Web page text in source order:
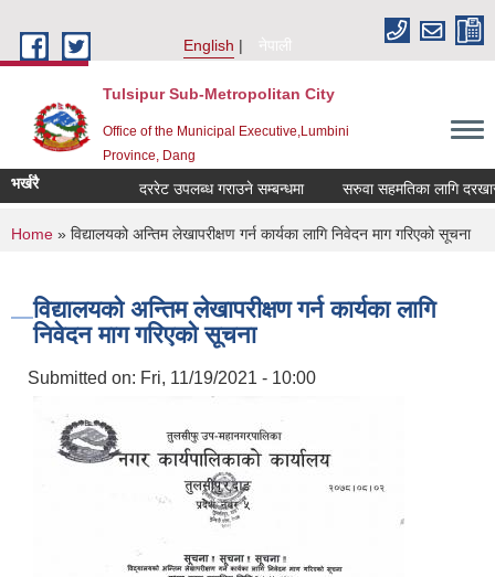
English
नेपाली
Tulsipur Sub-Metropolitan City
Office of the Municipal Executive,Lumbini
Province, Dang
भर्खरै दररेट उपलब्ध गराउने सम्बन्धमा सरुवा सहमतिका लागि
You are here
Home » विद्यालयको अन्तिम लेखापरीक्षण गर्न कार्यका लागि निवेदन माग गरिएको सूचना
विद्यालयको अन्तिम लेखापरीक्षण गर्न कार्यका लागि
निवेदन माग गरिएको सूचना
Submitted on: Fri, 11/19/2021 - 10:00